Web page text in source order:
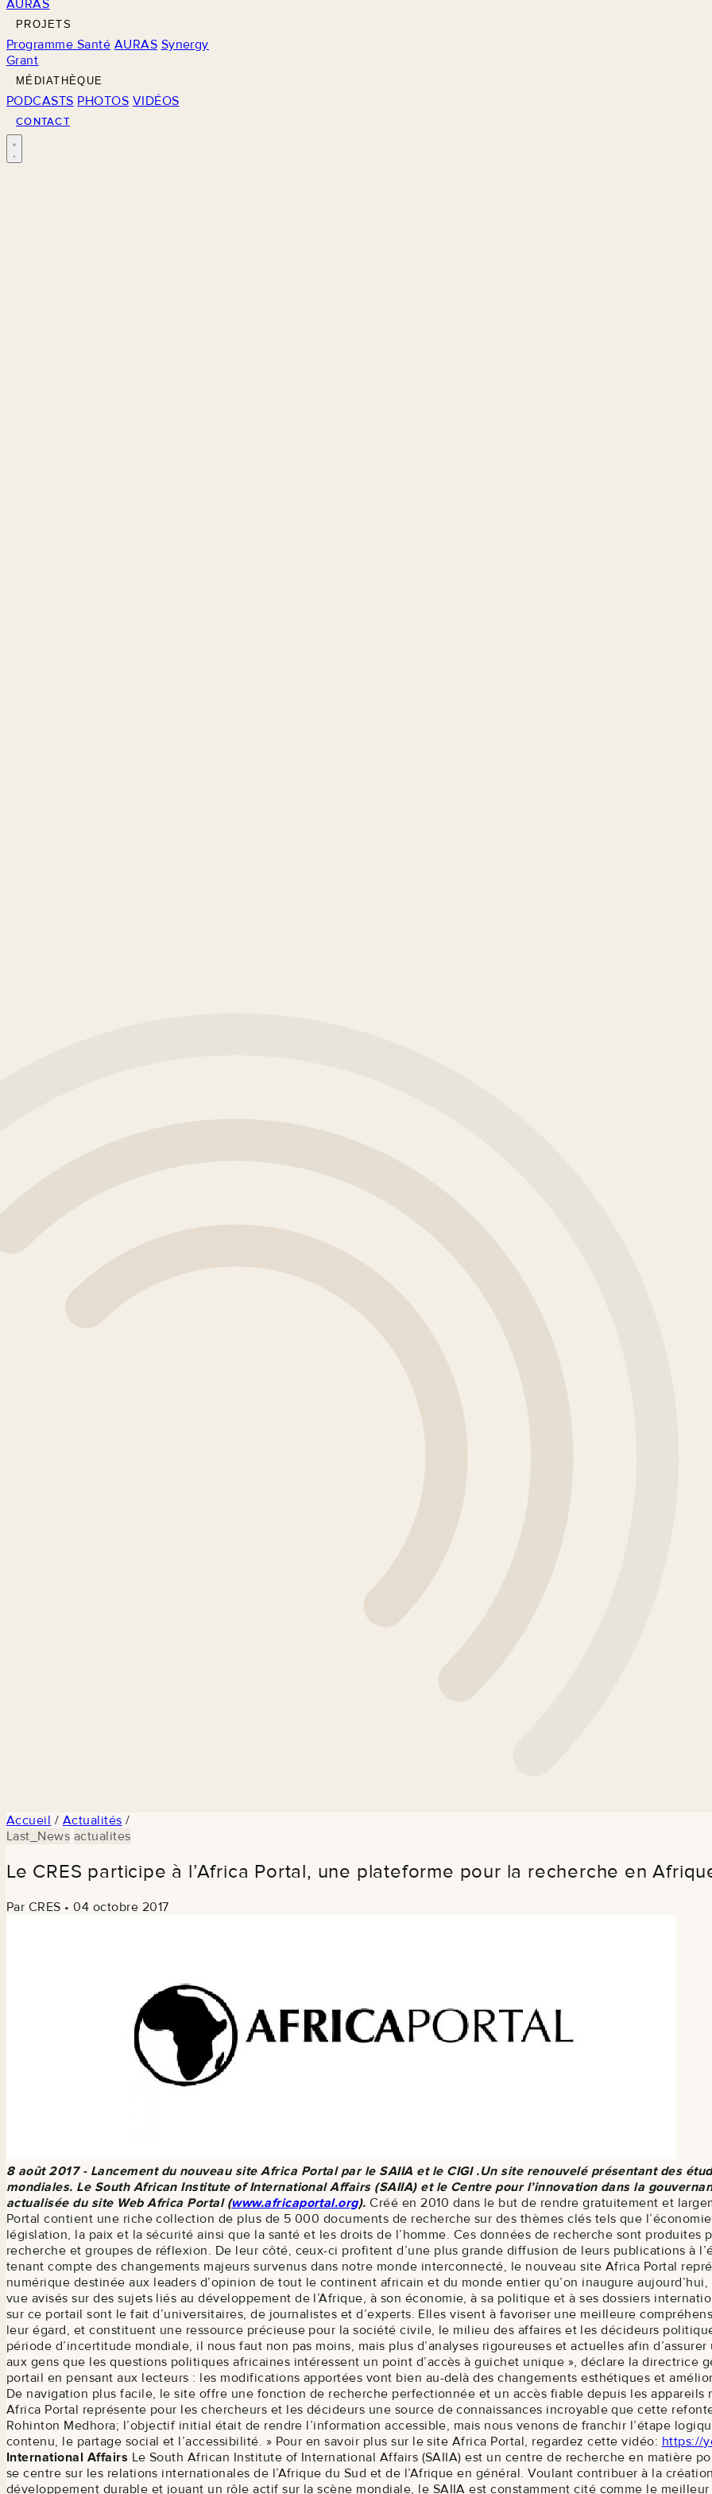
AURAS
PROJETS
Programme Santé AURAS Synergy
Grant
MÉDIATHÈQUE
PODCASTS PHOTOS VIDÉOS
CONTACT
Accueil / Actualités /
Last_News actualites
Le CRES participe à l’Africa Portal, une plateforme pour la recherche en
Par CRES • 04 octobre 2017
8 août 2017 - Lancement du nouveau site Africa Portal par le SAIIA et le CIGI .Un site renouvelé présentant des
mondiales. Le South African Institute of International Affairs (SAIIA) et le Centre pour l’innovation dans la
actualisée du site Web Africa Portal (www.africaportal.org). Créé en 2010 dans le but de rendre gratuitement et
Portal contient une riche collection de plus de 5 000 documents de recherche sur des thèmes clés tels que
législation, la paix et la sécurité ainsi que la santé et les droits de l’homme. Ces données de recherche sont produites
recherche et groupes de réflexion. De leur côté, ceux-ci profitent d’une plus grande diffusion de leurs publications à
tenant compte des changements majeurs survenus dans notre monde interconnecté, le nouveau site Africa Portal
numérique destinée aux leaders d’opinion de tout le continent africain et du monde entier qu’on inaugure
vue avisés sur des sujets liés au développement de l’Afrique, à son économie, à sa politique et à ses dossiers
sur ce portail sont le fait d’universitaires, de journalistes et d’experts. Elles visent à favoriser une meilleure
leur égard, et constituent une ressource précieuse pour la société civile, le milieu des affaires et les décideurs
période d’incertitude mondiale, il nous faut non pas moins, mais plus d’analyses rigoureuses et actuelles afin
aux gens que les questions politiques africaines intéressent un point d’accès à guichet unique », déclare la directrice
portail en pensant aux lecteurs : les modifications apportées vont bien au-delà des changements esthétiques et
De navigation plus facile, le site offre une fonction de recherche perfectionnée et un accès fiable depuis les
Africa Portal représente pour les chercheurs et les décideurs une source de connaissances incroyable que cette
Rohinton Medhora; l’objectif initial était de rendre l’information accessible, mais nous venons de franchir l’étape
contenu, le partage social et l’accessibilité. » Pour en savoir plus sur le site Africa Portal, regardez cette vidéo: https://
International Affairs Le South African Institute of International Affairs (SAIIA) est un centre de recherche en matière
se centre sur les relations internationales de l’Afrique du Sud et de l’Afrique en général. Voulant contribuer à la
développement durable et jouant un rôle actif sur la scène mondiale, le SAIIA est constamment cité comme le